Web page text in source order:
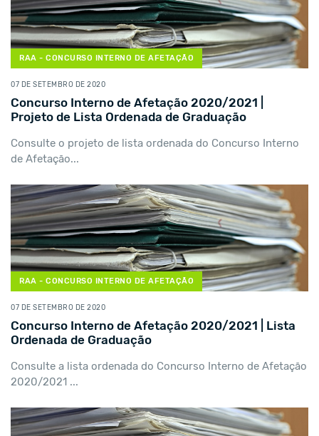
RAA - CONCURSO INTERNO DE AFETAÇÃO
07 DE SETEMBRO DE 2020
Concurso Interno de Afetação 2020/2021 |
Projeto de Lista Ordenada de Graduação
Consulte o projeto de lista ordenada do Concurso Interno
de Afetação...
RAA - CONCURSO INTERNO DE AFETAÇÃO
07 DE SETEMBRO DE 2020
Concurso Interno de Afetação 2020/2021 | Lista
Ordenada de Graduação
Consulte a lista ordenada do Concurso Interno de Afetação
2020/2021 ...